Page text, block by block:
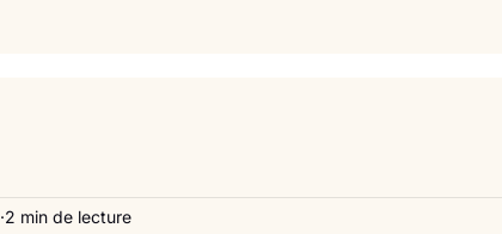
2 min de lecture